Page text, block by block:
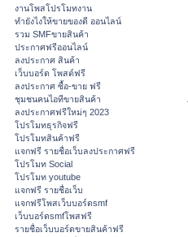
งานโพสโปรโมทงาน
ทํายังไงให้ขายของดี ออนไลน์
รวม SMFขายสินค้า
ประกาศฟรีออนไลน์
ลงประกาศ สินค้า
เว็บบอร์ด โพสต์ฟรี
ลงประกาศ ซื้อ-ขาย ฟรี
ชุมชนคนไอทีขายสินค้า
ลงประกาศฟรีใหม่ๆ 2023
โปรโมทธุรกิจฟรี
โปรโมทสินค้าฟรี
แจกฟรี รายชื่อเว็บลงประกาศฟรี
โปรโมท Social
โปรโมท youtube
แจกฟรี รายชื่อเว็บ
แจกฟรีโพสเว็บบอร์ดsmf
เว็บบอร์ดsmfโพสฟรี
รายชื่อเว็บบอร์ดขายสินค้าฟรี